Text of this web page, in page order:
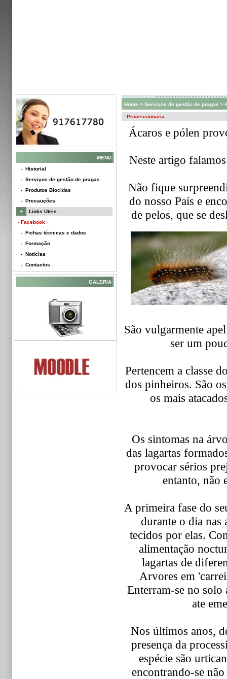
MENU
- Historial
- Serviços de gestão de pragas
- Produtos Biocidas
- Precauções
+
Links Uteis
- Facebook
- Fichas técnicas e dados
- Formação
- Noticias
- Contactos
GALERIA
Home > Serviços de gestão de pragas >
Processionaria
Ácaros e pólen
Neste artigo
Não fique
do nosso País e
de pelos, que se
São vulgarmente
ser um
Pertencem a classe
dos pinheiros. São
os mais
Os sintomas na
das lagartas
provocar sérios
entanto, não
A primeira fase do
durante o dia nas
tecidos por elas.
alimentação
lagartas de
Arvores em
Enterram-se no solo
ate
Nos últimos anos,
presença da
espécie são
encontrando-se